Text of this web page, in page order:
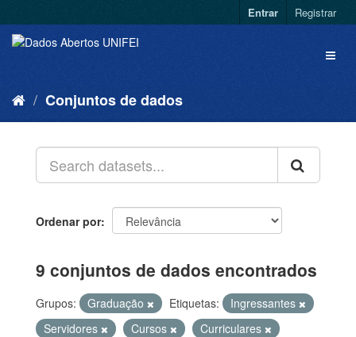
Entrar Registrar
Conjuntos de dados
Ordenar por
9 conjuntos de dados encontrados
Grupos: Graduação Etiquetas:
Ingressantes
Servidores
Cursos
Curriculares